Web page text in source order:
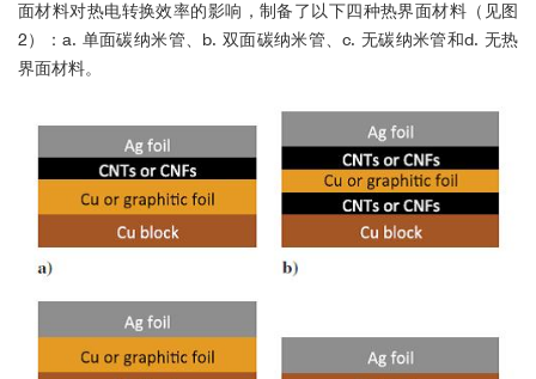
面材料对热电转换效率的影响，制备了以下四种热界面材料（见图
2）：a. 单面碳纳米管、b. 双面碳纳米管、c. 无碳纳米管和d. 无热
界面材料。